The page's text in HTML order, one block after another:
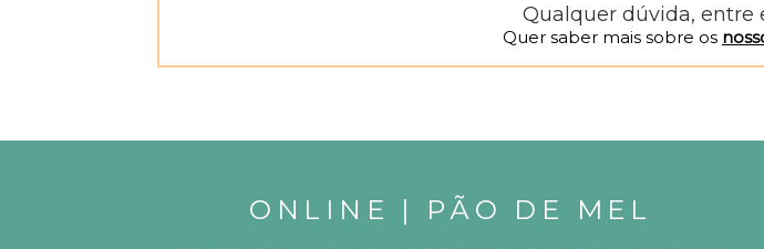
Qualquer dúvida, entre
Quer saber mais sobre os
ONLINE | PÃO DE MEL